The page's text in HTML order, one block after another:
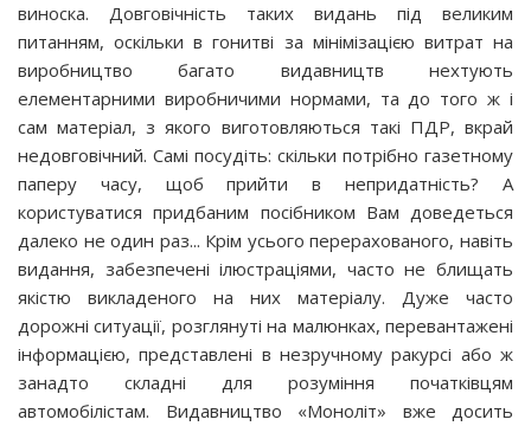
виноска. Довговічність таких видань під великим
питанням, оскільки в гонитві за мінімізацією витрат на
виробництво багато видавництв нехтують
елементарними виробничими нормами, та до того ж і
сам матеріал, з якого виготовляються такі ПДР, вкрай
недовговічний. Самі посудіть: скільки потрібно газетному
паперу часу, щоб прийти в непридатність? А
користуватися придбаним посібником Вам доведеться
далеко не один раз... Крім усього перерахованого, навіть
видання, забезпечені ілюстраціями, часто не блищать
якістю викладеного на них матеріалу. Дуже часто
дорожні ситуації, розглянуті на малюнках, перевантажені
інформацією, представлені в незручному ракурсі або ж
занадто складні для розуміння початківцям
автомобілістам. Видавництво «Моноліт» вже досить